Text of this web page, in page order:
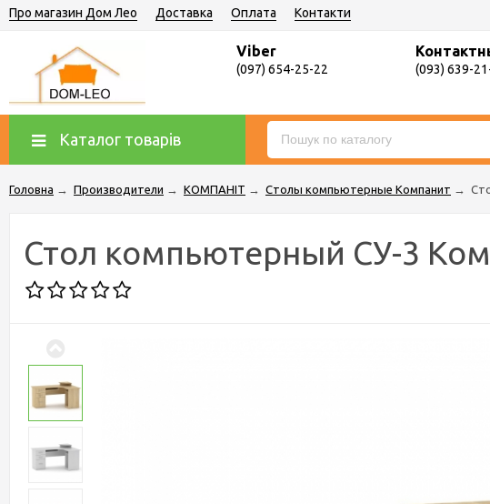
Про магазин Дом Лео Доставка Оплата Контакти
Viber
(097) 654-25-22 (093) 639-
Каталог товарів
Головна → Производители → КОМПАНІТ → Столы компьютерные Компанит →
Стол компьютерный СУ-3